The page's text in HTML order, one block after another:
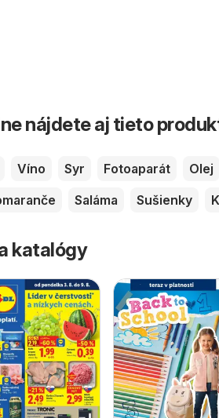
nájdete aj tieto
Víno Syr Fotoaparát Olej
Saláma Sušienky
katalógy